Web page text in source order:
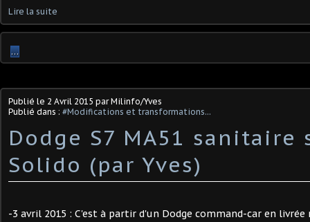
Lire la suite
…
Publié le 2 Avril 2015 par Milinfo/Yves
Publié dans : #Modifications et transformations...
Dodge S7 MA51 sanitaire
Solido (par Yves)
-3 avril 2015 : C'est à partir d'un Dodge command-car en